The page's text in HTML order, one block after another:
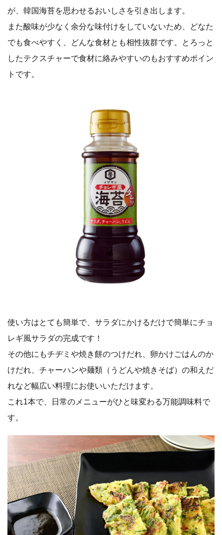
が、韓国海苔を思わせるおいしさを引き出します。
また酸味が少なく余分な味付けをしていないため、どなた
でも食べやすく、どんな食材とも相性抜群です。とろっと
したテクスチャーで食材に絡みやすいのもおすすめポイン
トです。
使い方はとても簡単で、サラダにかけるだけで簡単にチョ
レギ風サラダの完成です！
その他にもチヂミや焼き餅のつけだれ、卵かけごはんのか
けだれ、チャーハンや麺類（うどんや焼きそば）の和えだ
れなど幅広い料理にお使いいただけます。
これ1本で、日常のメニューがひと味変わる万能調味料で
す。